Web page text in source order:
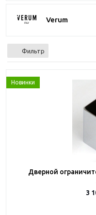
Verum
Фильтр
Новинки
Дверной
3